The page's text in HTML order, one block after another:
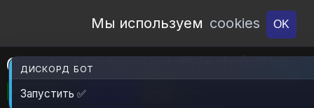
Open Workshop
Мы используем cookies OK
Combat Extended 简体中文汉化
🎮RimWorld 📦3.2 MB
ДИСКОРД БОТ
Запустить ✅